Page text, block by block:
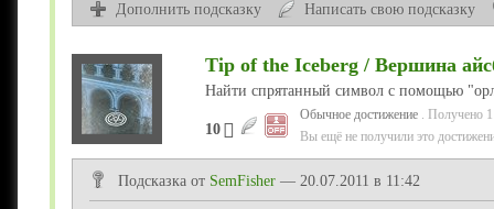
Дополнить подсказку Написать свою подсказку
Tip of the Iceberg / Вершина
Найти спрятанный символ с помощью
10
Обычное достижение . Получено
Вы ещё не получили это
Подсказка от SemFisher — 20.07.2011 в 11:42